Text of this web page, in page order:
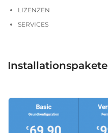
LIZENZEN
SERVICES
Installationspakete